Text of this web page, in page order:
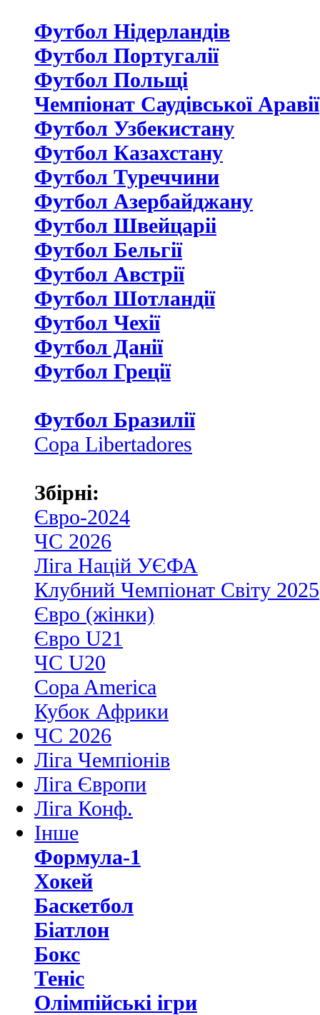
Футбол Нідерландiв
Футбол Португалії
Футбол Польщі
Чемпіонат Саудівської Аравії
Футбол Узбекистану
Футбол Казахстану
Футбол Туреччини
Футбол Азербайджану
Футбол Швейцаріі
Футбол Бельгії
Футбол Австрії
Футбол Шотландії
Футбол Чехії
Футбол Данії
Футбол Греції
Футбол Бразилії
Copa Libertadores
Збірні:
Євро-2024
ЧС 2026
Ліга Націй УЄФА
Клубний Чемпіонат Світу 2025
Євро (жінки)
Євро U21
ЧС U20
Copa America
Кубок Африки
ЧС 2026
Ліга Чемпіонів
Ліга Європи
Ліга Конф.
Інше
Формула-1
Хокей
Баскетбол
Біатлон
Бокс
Теніс
Олімпійські ігри